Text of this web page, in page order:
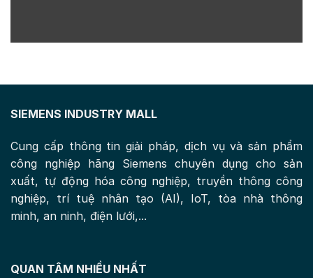
SIEMENS INDUSTRY MALL
Cung cấp thông tin giải pháp, dịch vụ và sản phẩm
công nghiệp hãng Siemens chuyên dụng cho sản
xuất, tự động hóa công nghiệp, truyền thông công
nghiệp, trí tuệ nhân tạo (AI), IoT, tòa nhà thông
minh, an ninh, điện lưới,...
QUAN TÂM NHIỀU NHẤT